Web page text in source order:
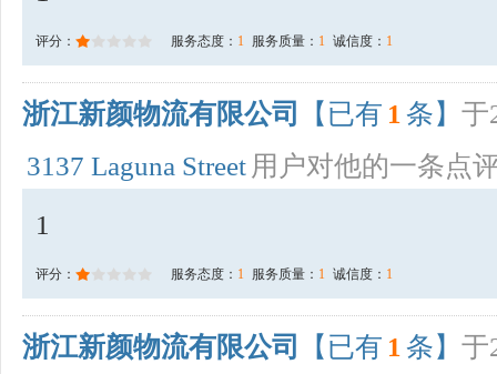
评分： 服务态度： 1 服务质量： 1 诚信度： 1
浙江新颜物流有限公司 【已有 1 条】 于
3137 Laguna Street 用户对他的一条点
1
评分： 服务态度： 1 服务质量： 1 诚信度： 1
浙江新颜物流有限公司 【已有 1 条】 于